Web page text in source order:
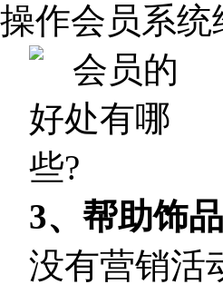
操作会员系
3、帮助饰
没有营销活